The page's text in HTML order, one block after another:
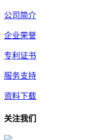
公司简介
企业荣誉
专利证书
服务支持
资料下载
关注我们